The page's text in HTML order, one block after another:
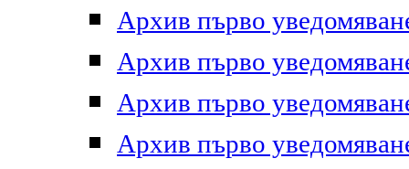
Архив първо
Архив първо
Архив първо
Архив първо